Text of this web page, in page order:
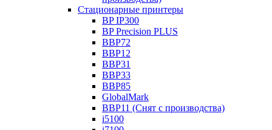
Стационарные принтеры
BP IP300
BP Precision PLUS
BBP72
BBP12
BBP31
BBP33
BBP85
GlobalMark
BBP11 (Снят с производства)
i5100